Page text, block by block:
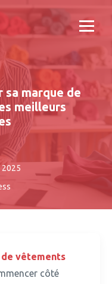
sa marque de
meilleurs
2025
vêtements
côté